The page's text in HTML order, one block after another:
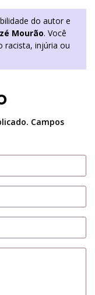
do autor e
Mourão. Você
racista, injúria ou
Campos